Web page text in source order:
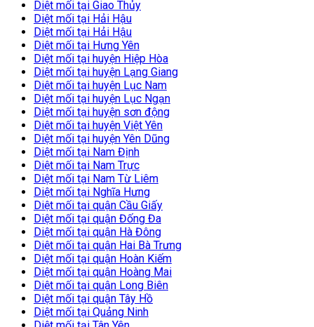
Diệt mối tại Giao Thủy
Diệt mối tại Hải Hậu
Diệt mối tại Hải Hậu
Diệt mối tại Hưng Yên
Diệt mối tại huyện Hiệp Hòa
Diệt mối tại huyện Lạng Giang
Diệt mối tại huyện Lục Nam
Diệt mối tại huyện Lục Ngạn
Diệt mối tại huyện sơn động
Diệt mối tại huyện Việt Yên
Diệt mối tại huyện Yên Dũng
Diệt mối tại Nam Định
Diệt mối tại Nam Trực
Diệt mối tại Nam Từ Liêm
Diệt mối tại Nghĩa Hưng
Diệt mối tại quận Cầu Giấy
Diệt mối tại quận Đống Đa
Diệt mối tại quận Hà Đông
Diệt mối tại quận Hai Bà Trưng
Diệt mối tại quận Hoàn Kiếm
Diệt mối tại quận Hoàng Mai
Diệt mối tại quận Long Biên
Diệt mối tại quận Tây Hồ
Diệt mối tại Quảng Ninh